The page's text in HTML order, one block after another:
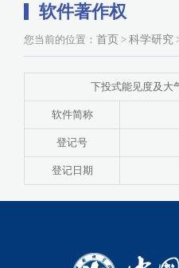
软件著作权
您当前的位置： 首页 > 科学研究
下投式能见度及大
软件简称
登记号
登记日期